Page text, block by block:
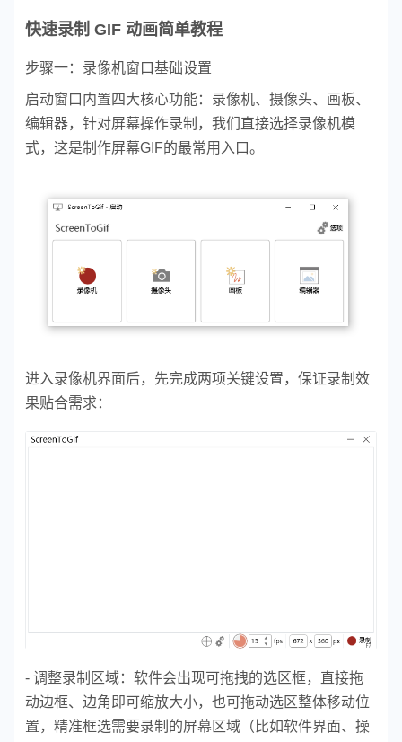
快速录制 GIF 动画简单教程
步骤一：录像机窗口基础设置
启动窗口内置四大核心功能：录像机、摄像头、画板、
编辑器，针对屏幕操作录制，我们直接选择录像机模
式，这是制作屏幕GIF的最常用入口。
进入录像机界面后，先完成两项关键设置，保证录制效
果贴合需求：
- 调整录制区域：软件会出现可拖拽的选区框，直接拖
动边框、边角即可缩放大小，也可拖动选区整体移动位
置，精准框选需要录制的屏幕区域（比如软件界面、操